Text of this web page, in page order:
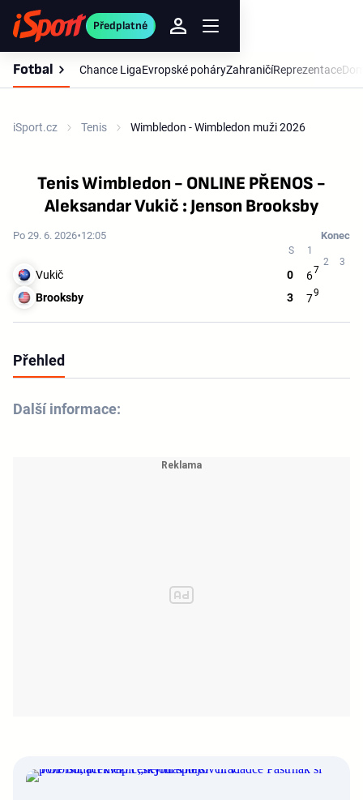
Předplatné
Fotbal Chance LigaEvropské poháryZahraničíReprezentace
iSport.cz Tenis Wimbledon - Wimbledon muži 2026
Tenis Wimbledon - ONLINE PŘENOS -
Aleksandar Vukič : Jenson Brooksby
Po 29. 6. 2026 12:05 Konec
Vukič 0 67
Brooksby 3 79
Přehled
Další informace: